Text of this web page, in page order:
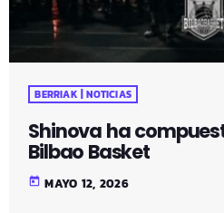
BERRIAK | NOTICIAS
Shinova ha
Bilbao Basket
today MAYO 12, 2026